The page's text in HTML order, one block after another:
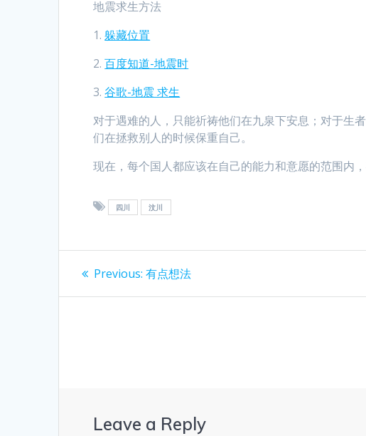
地震求生方法
1.躲藏位置
2.百度知道-地震时
3.谷歌-地震 求生
对于遇难的人，只能祈祷他们在九泉下安息；对于生
们在拯救别人的时候保重自己。
现在，每个国人都应该在自己的能力和意愿的范围内
四川 汶川
Post
navigation
Previous: Previous
有点想法
Leave a Reply